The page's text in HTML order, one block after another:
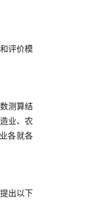
评价模
测算结
业、农
各就各
出以下